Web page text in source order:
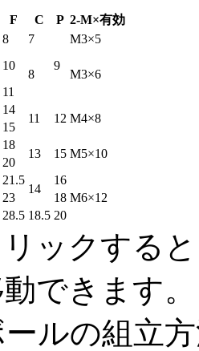
F C P 2-M×有効
8
7
9
M3×5
10
8 M3×6
11
14
11 12 M4×8
15
18
13 15 M5×10
20
21.5
14
16
M6×12
23
18
28.5 18.5 20
ックする
できます。
ルの組立